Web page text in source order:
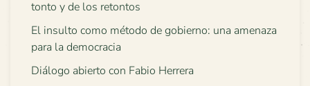
tonto y de los retontos
El insulto como método de gobierno: una amenaza
para la democracia
Diálogo abierto con Fabio Herrera